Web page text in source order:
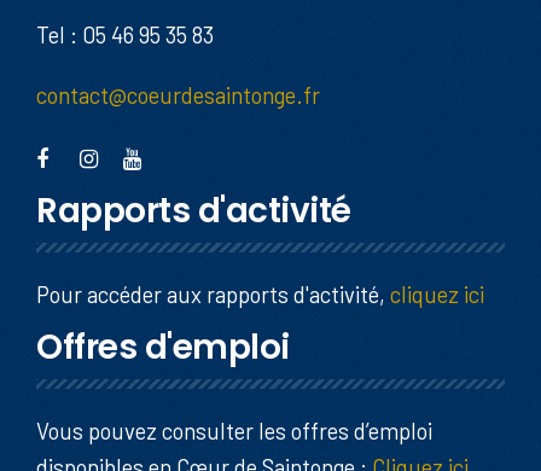
Tel : 05 46 95 35 83
contact@coeurdesaintonge.fr
Rapports d'activité
Pour accéder aux rapports d'activité, cliquez ici
Offres d'emploi
Vous pouvez consulter les offres d’emploi